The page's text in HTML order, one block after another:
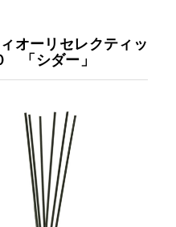
オーリセレクティッ
「シダー」